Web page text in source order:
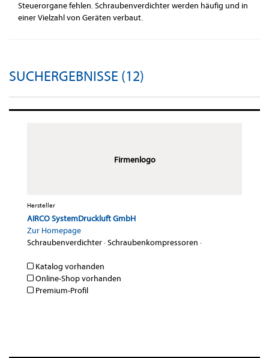
Steuerorgane fehlen. Schraubenverdichter werden häufig und in
einer Vielzahl von Geräten verbaut.
SUCHERGEBNISSE (12)
Firmenlogo
Hersteller
AIRCO SystemDruckluft GmbH
Zur Homepage
Schraubenverdichter·Schraubenkompressoren ·
Katalog vorhanden
Online-Shop vorhanden
Premium-Profil